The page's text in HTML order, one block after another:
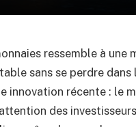
ressemble à une
sans se perdre
innovation récente : le
des